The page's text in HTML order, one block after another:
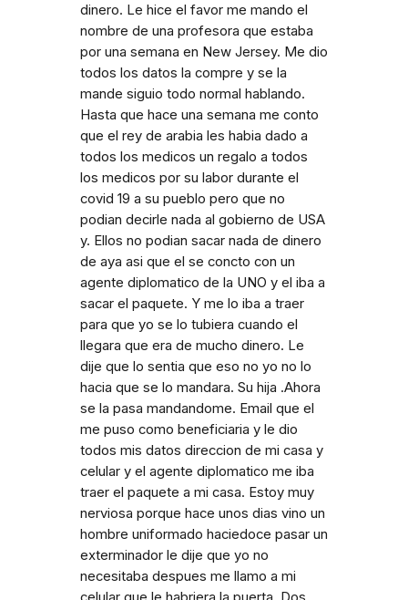
dinero. Le hice el favor me mando el
nombre de una profesora que estaba
por una semana en New Jersey. Me dio
todos los datos la compre y se la
mande siguio todo normal hablando.
Hasta que hace una semana me conto
que el rey de arabia les habia dado a
todos los medicos un regalo a todos
los medicos por su labor durante el
covid 19 a su pueblo pero que no
podian decirle nada al gobierno de USA
y. Ellos no podian sacar nada de dinero
de aya asi que el se concto con un
agente diplomatico de la UNO y el iba a
sacar el paquete. Y me lo iba a traer
para que yo se lo tubiera cuando el
llegara que era de mucho dinero. Le
dije que lo sentia que eso no yo no lo
hacia que se lo mandara. Su hija .Ahora
se la pasa mandandome. Email que el
me puso como beneficiaria y le dio
todos mis datos direccion de mi casa y
celular y el agente diplomatico me iba
traer el paquete a mi casa. Estoy muy
nerviosa porque hace unos dias vino un
hombre uniformado haciedoce pasar un
exterminador le dije que yo no
necesitaba despues me llamo a mi